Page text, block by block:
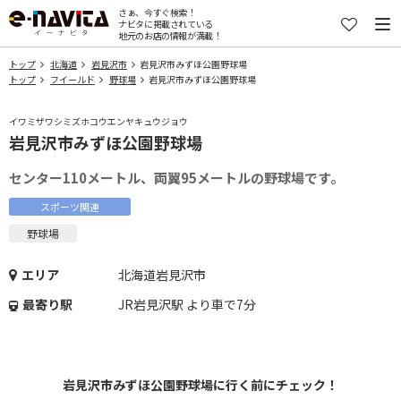
さぁ、今すぐ検索！
ナビタに掲載されている
地元のお店の情報が満載！
トップ 北海道 岩見沢市
岩見沢市みずほ公園野球場
トップ
フイールド 野球場 岩見沢市みずほ公園野球場
イワミザワシミズホコウエンヤキュウジョウ
岩見沢市みずほ公園野球場
センター110メートル、両翼95メートルの野球場です。
スポーツ関連
野球場
エリア
北海道岩見沢市
最寄り駅
JR岩見沢駅 より車で7分
岩見沢市みずほ公園野球場に行く前にチェック！